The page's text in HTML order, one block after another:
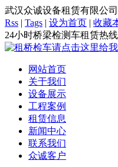
武汉众诚设备租赁有限公
Rss | Tags | 设为首页 | 收藏
24小时桥梁检测车租赁热线
网站首页
关于我们
设备展示
工程案例
租赁信息
新闻中心
联系我们
众诚客户